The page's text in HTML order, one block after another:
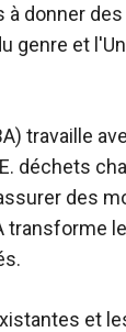
à donner
genre et
travaille
déchets
des
transforme
et